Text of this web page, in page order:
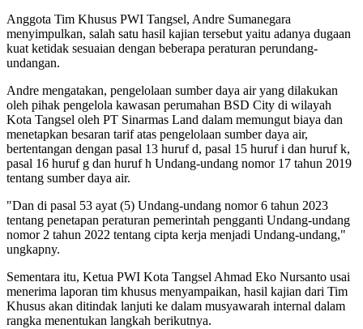
Anggota Tim Khusus PWI Tangsel, Andre Sumanegara
menyimpulkan, salah satu hasil kajian tersebut yaitu adanya dugaan
kuat ketidak sesuaian dengan beberapa peraturan perundang-
undangan.
Andre mengatakan, pengelolaan sumber daya air yang dilakukan
oleh pihak pengelola kawasan perumahan BSD City di wilayah
Kota Tangsel oleh PT Sinarmas Land dalam memungut biaya dan
menetapkan besaran tarif atas pengelolaan sumber daya air,
bertentangan dengan pasal 13 huruf d, pasal 15 huruf i dan huruf k,
pasal 16 huruf g dan huruf h Undang-undang nomor 17 tahun 2019
tentang sumber daya air.
"Dan di pasal 53 ayat (5) Undang-undang nomor 6 tahun 2023
tentang penetapan peraturan pemerintah pengganti Undang-undang
nomor 2 tahun 2022 tentang cipta kerja menjadi Undang-undang,"
ungkapny.
Sementara itu, Ketua PWI Kota Tangsel Ahmad Eko Nursanto usai
menerima laporan tim khusus menyampaikan, hasil kajian dari Tim
Khusus akan ditindak lanjuti ke dalam musyawarah internal dalam
rangka menentukan langkah berikutnya.